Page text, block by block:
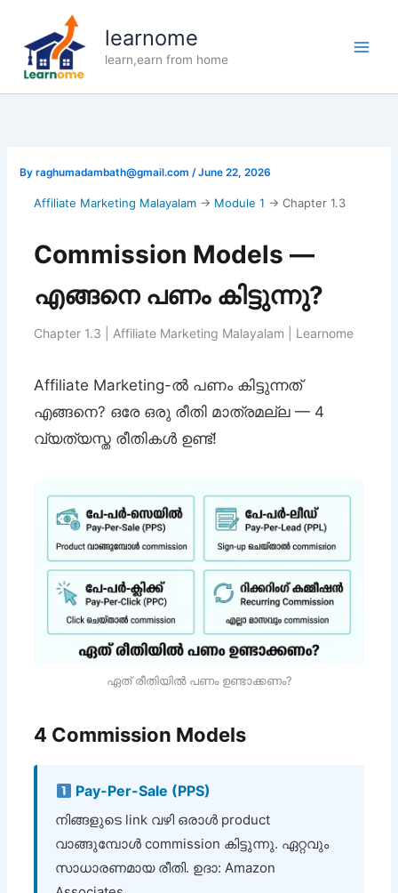
content
learnome
learn,earn from home
Byraghumadambath@gmail.com/June 22, 2026
Affiliate Marketing Malayalam → Module 1 → Chapter 1.3
Commission Models —
എങ്ങനെ പണം കിട്ടുന്നു?
Chapter 1.3 | Affiliate Marketing Malayalam | Learnome
Affiliate Marketing-ൽ പണം കിട്ടുന്നത്
എങ്ങനെ? ഒരേ ഒരു രീതി മാത്രമല്ല — 4
വ്യത്യസ്ത രീതികൾ ഉണ്ട്!
ഏത് രീതിയിൽ പണം ഉണ്ടാക്കണം?
4 Commission Models
Pay-Per-Sale (PPS)
നിങ്ങളുടെ link വഴി ഒരാൾ product
വാങ്ങുമ്പോൾ commission കിട്ടുന്നു. ഏറ്റവും
സാധാരണമായ രീതി. ഉദാ: Amazon